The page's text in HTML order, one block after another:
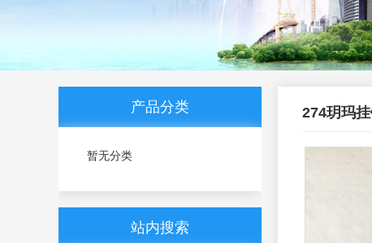
产品分类
暂无分类
站内搜索
274玥玛